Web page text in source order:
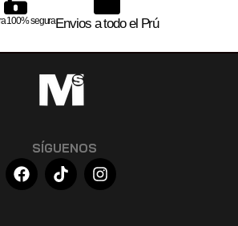
100% seguraEnvios a todo el Prú
SÍGUENOS